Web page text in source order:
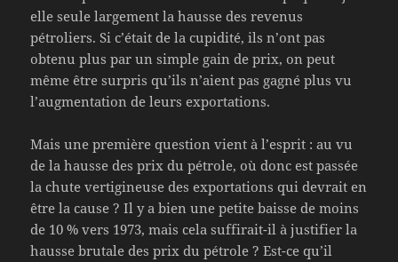
elle seule largement la hausse des revenus
pétroliers. Si c’était de la cupidité, ils n’ont pas
obtenu plus par un simple gain de prix, on peut
même être surpris qu’ils n’aient pas gagné plus vu
l’augmentation de leurs exportations.
Mais une première question vient à l’esprit : au vu
de la hausse des prix du pétrole, où donc est passée
la chute vertigineuse des exportations qui devrait en
être la cause ? Il y a bien une petite baisse de moins
de 10 % vers 1973, mais cela suffirait-il à justifier la
hausse brutale des prix du pétrole ? Est-ce qu’il